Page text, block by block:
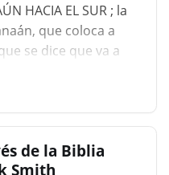
HACIA EL SUR ; la
que coloca a
se dice que va a
cual sigue....
de la Biblia
Smith